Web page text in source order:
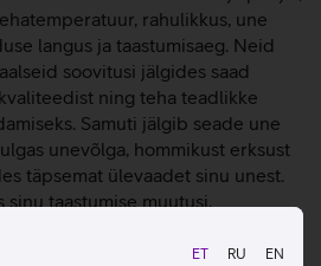
ET RU EN
rahulikkus, une
langus ja taastumisaeg. Neid
soovitusi jälgides saad
ning teha teadlikke
Samuti jälgib seade une
unevõlga, hommikust erksust
täpsemat ülevaadet sinu unest.
sinu taastumise muutusi,
löögisageduse varieeruvus